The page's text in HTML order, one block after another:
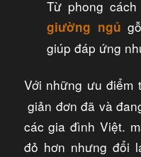
Từ phong
giường ngủ
giúp đáp ứng
Với những ưu điểm
giản đơn đã và
các gia đình Việt.
đỏ hơn nhưng đổi